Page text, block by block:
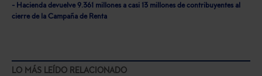
- Hacienda devuelve 9.361 millones a casi 13 millones de contribuyentes al
cierre de la Campaña de Renta
LO MÁS LEÍDO RELACIONADO